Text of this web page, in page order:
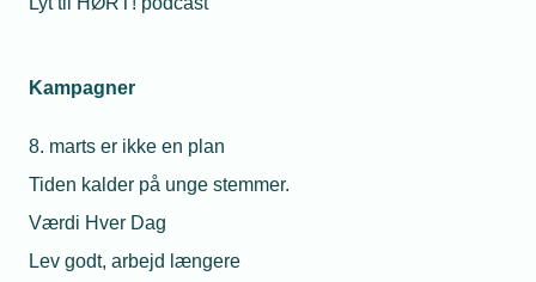
Kampagner
8. marts er ikke en plan
Tiden kalder på unge stemmer.
Værdi Hver Dag
Lev godt, arbejd længere